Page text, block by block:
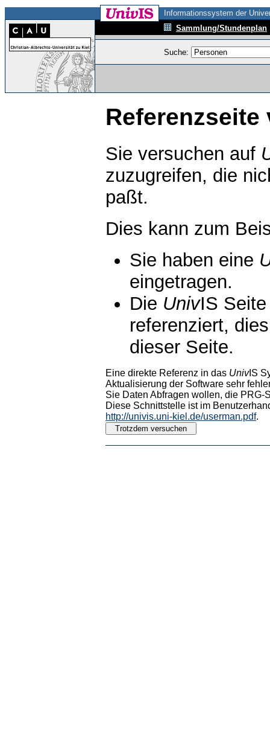
Informationssystem der
Sammlung/Stundenplan
Suche:
Referenzseite
Sie versuchen auf
zuzugreifen, die
paßt.
Dies kann zum
Sie haben eine
eingetragen.
Die UnivIS
referenziert,
dieser Seite.
Eine direkte Referenz in das UnivIS
Aktualisierung der Software sehr
Sie Daten Abfragen wollen, die PRG-
Diese Schnittstelle ist im
http://univis.uni-kiel.de/userman.pdf.